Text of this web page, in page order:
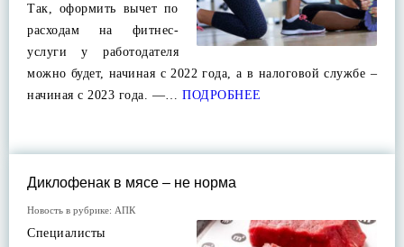
Так, оформить вычет по
расходам на фитнес-
услуги у работодателя
можно будет, начиная с 2022 года, а в налоговой службе –
начиная с 2023 года. —… ПОДРОБНЕЕ
Диклофенак в мясе – не норма
Новость в рубрике: АПК
Специалисты